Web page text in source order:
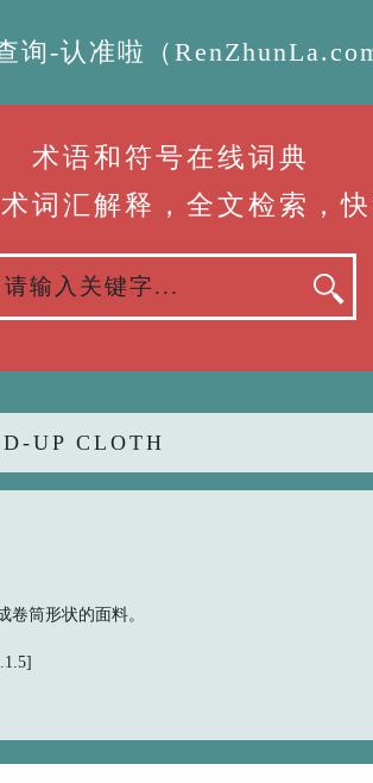
-认准啦（
术语和符号在线词典
词汇解释，全文检索，
UP CLOTH
卷筒形状的面料。